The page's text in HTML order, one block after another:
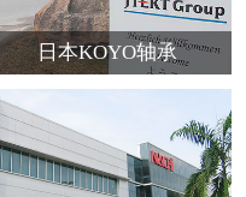
日本KOYO轴承